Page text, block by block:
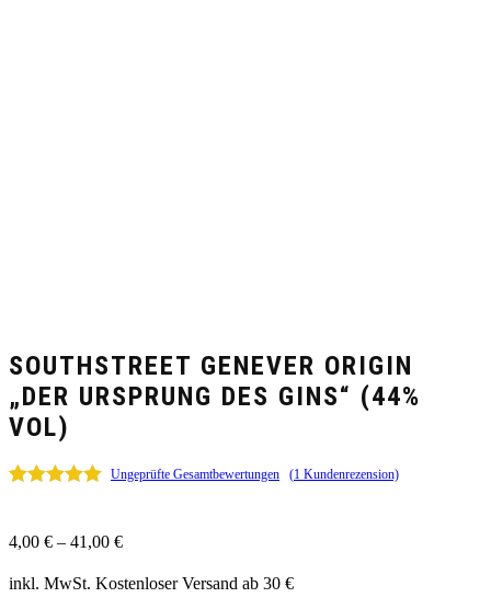
SOUTHSTREET GENEVER ORIGIN
„DER URSPRUNG DES GINS“ (44%
VOL)
basierend
auf
Ungeprüfte Gesamtbewertungen (1 Kundenrezension)
4,00 € – 41,00 €
inkl. MwSt. Kostenloser Versand ab 30 €